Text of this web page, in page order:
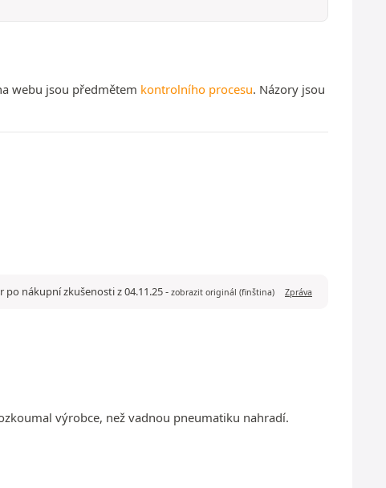
webu jsou předmětem kontrolního procesu. Názory jsou
po nákupní zkušenosti z 04.11.25- zobrazit originál (finština) Zpráva
výrobce, než vadnou pneumatiku nahradí.